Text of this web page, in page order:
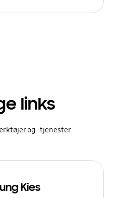
links
og -tjenester
Kies